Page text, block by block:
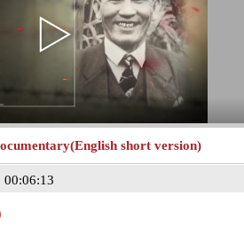
short version)
00:06:13